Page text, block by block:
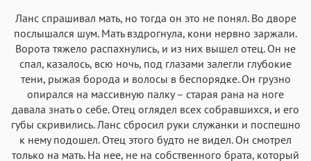
Ланс спрашивал мать, но тогда он это не понял. Во дворе
послышался шум. Мать вздрогнула, кони нервно заржали.
Ворота тяжело распахнулись, и из них вышел отец. Он не
спал, казалось, всю ночь, под глазами залегли глубокие
тени, рыжая борода и волосы в беспорядке. Он грузно
опирался на массивную палку – старая рана на ноге
давала знать о себе. Отец оглядел всех собравшихся, и его
губы скривились. Ланс сбросил руки служанки и поспешно
к нему подошел. Отец этого будто не видел. Он смотрел
только на мать. На нее, не на собственного брата, который